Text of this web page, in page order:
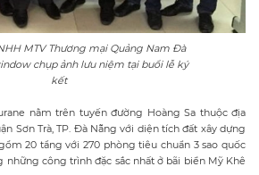
MTV Thương mại Quảng Nam Đà
chụp ảnh lưu niệm tại buổi lễ ký
kết
nằm trên tuyến đường Hoàng Sa thuộc địa
Sơn Trà, TP. Đà Nẵng với diện tích đất xây dựng
20 tầng với 270 phòng tiêu chuẩn 3 sao quốc
những công trình đặc sắc nhất ở bãi biển Mỹ Khê